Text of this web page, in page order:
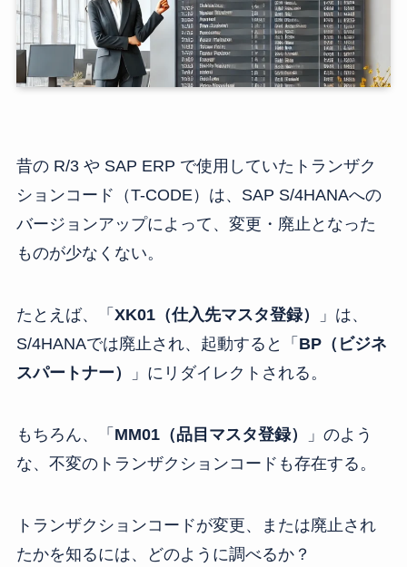
昔の R/3 や SAP ERP で使用していたトランザク
ションコード（T-CODE）は、SAP S/4HANAへの
バージョンアップによって、変更・廃止となった
ものが少なくない。
たとえば、「 XK01（仕入先マスタ登録）
」は、
S/4HANAでは廃止され、起動すると「 BP（ビジネ
スパートナー）
」にリダイレクトされる。
もちろん、「 MM01（品目マスタ登録）
」のよう
な、不変のトランザクションコードも存在する。
トランザクションコードが変更、または廃止され
たかを知るには、どのように調べるか？